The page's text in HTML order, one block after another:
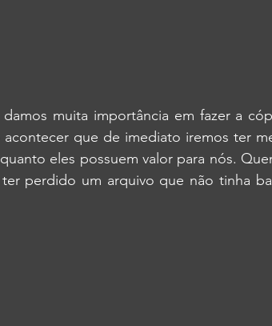
muita importância em fazer a
acontecer que de imediato iremos ter
eles possuem valor para nós.
perdido um arquivo que não tinha